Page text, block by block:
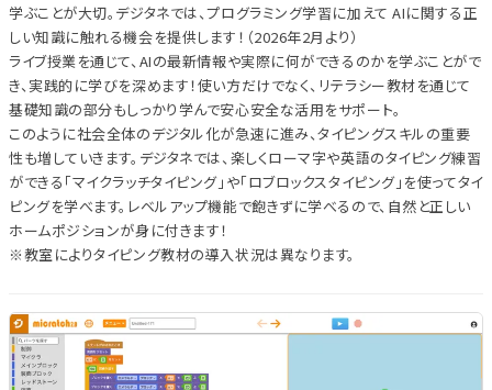
学ぶことが大切。デジタネでは、プログラミング学習に加えて AIに関する正
しい知識に触れる機会を提供します！（2026年2月より）
ライブ授業を通じて、AIの最新情報や実際に何ができるのかを学ぶことがで
き、実践的に学びを深めます！使い方だけでなく、リテラシー教材を通じて
基礎知識の部分もしっかり学んで安心安全な活用をサポート。
このように社会全体のデジタル化が急速に進み、タイピングスキルの重要
性も増していきます。デジタネでは、楽しくローマ字や英語のタイピング練習
ができる「マイクラッチタイピング」や「ロブロックスタイピング」を使ってタイ
ピングを学べます。レベルアップ機能で飽きずに学べるので、自然と正しい
ホームポジションが身に付きます！
※教室によりタイピング教材の導入状況は異なります。